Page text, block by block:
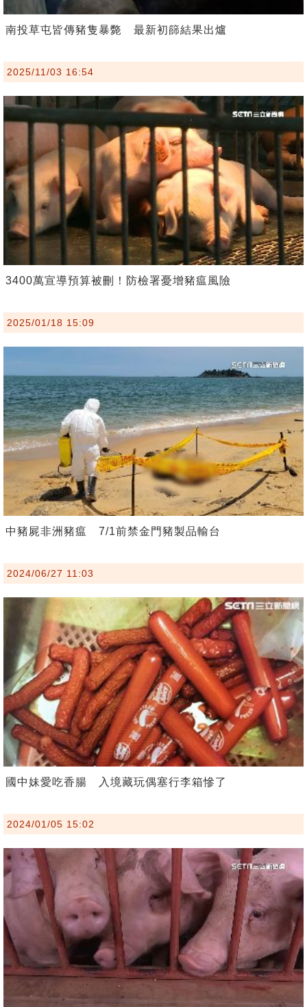
南投草屯皆傳豬隻暴斃 最新初篩結果出爐
2025/11/03 16:54
3400萬宣導預算被刪！防檢署憂增豬瘟風險
2025/01/18 15:09
中豬屍非洲豬瘟 7/1前禁金門豬製品輸台
2024/06/27 11:03
國中妹愛吃香腸 入境藏玩偶塞行李箱慘了
2024/01/05 15:02